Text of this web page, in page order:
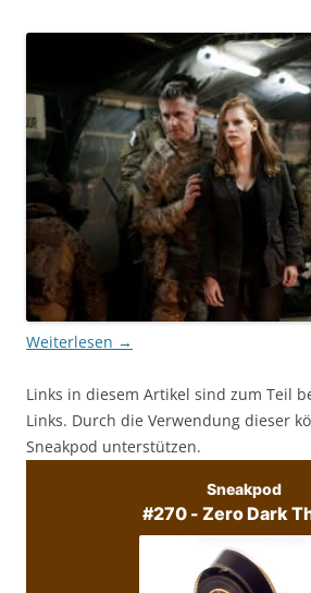
Weiterlesen →
Links in diesem Artikel sind zum Teil
Links. Durch die Verwendung dieser
Sneakpod unterstützen.